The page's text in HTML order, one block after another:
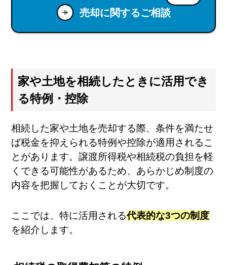
売却に関するご相談
家や土地を相続したときに活用でき
る特例・控除
相続した家や土地を売却する際、条件を満たせ
ば税金を抑えられる特例や控除が適用されるこ
とがあります。譲渡所得税や相続税の負担を軽
くできる可能性があるため、あらかじめ制度の
内容を把握しておくことが大切です。
ここでは、特に活用される代表的な3つの制度
を紹介します。